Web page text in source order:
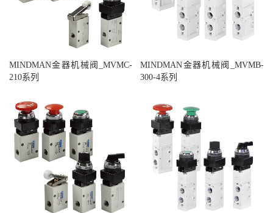
MINDMAN金器机械阀_MVMC-
210系列
MINDMAN金器机械阀_MVMB-
300-4系列